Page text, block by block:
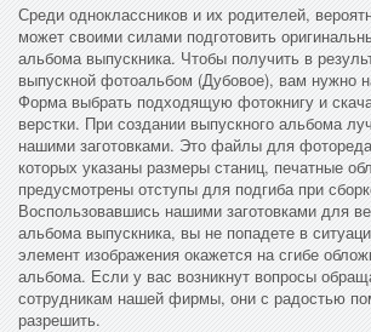
Среди одноклассников и их родителей,
может своими силами подготовить
альбома выпускника. Чтобы получить в
выпускной фотоальбом (Дубовое), вам нужно
Форма выбрать подходящую фотокнигу и
верстки. При создании выпускного альбома
нашими заготовками. Это файлы для
которых указаны размеры станиц, печатные
предусмотрены отступы для подгиба при
Воспользовавшись нашими заготовками для
альбома выпускника, вы не попадете в
элемент изображения окажется на сгибе
альбома. Если у вас возникнут вопросы
сотрудникам нашей фирмы, они с радостью
разрешить.